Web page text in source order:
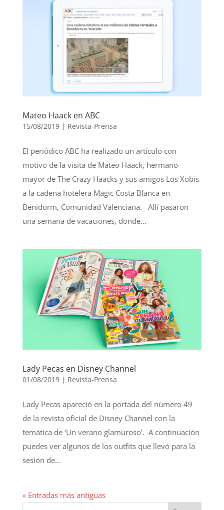
Mateo Haack en ABC
15/08/2019| Revista-Prensa
El periódico ABC ha realizado un artículo con
motivo de la visita de Mateo Haack, hermano
mayor de The Crazy Haacks y sus amigos Los Xobis
a la cadena hotelera Magic Costa Blanca en
Benidorm, Comunidad Valenciana. Allí pasaron
una semana de vacaciones, donde...
Lady Pecas en Disney Channel
01/08/2019| Revista-Prensa
Lady Pecas apareció en la portada del número 49
de la revista oficial de Disney Channel con la
temática de ‘Un verano glamuroso’. A continuación
puedes ver algunos de los outfits que llevó para la
sesión de...
« Entradas más antiguas